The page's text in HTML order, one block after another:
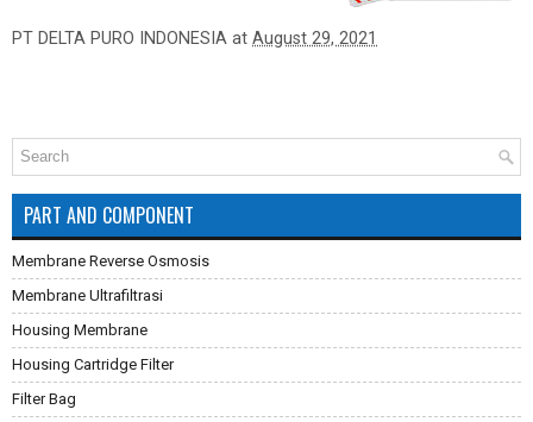
PT DELTA PURO INDONESIA at August 29, 2021
PART AND COMPONENT
Membrane Reverse Osmosis
Membrane Ultrafiltrasi
Housing Membrane
Housing Cartridge Filter
Filter Bag